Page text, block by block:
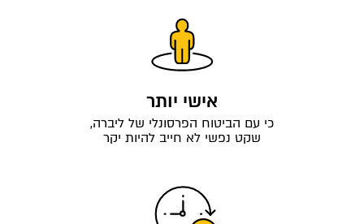
אישי יותר
כי עם הביטוח הפרסונלי של ליברה,
שקט נפשי לא חייב להיות יקר